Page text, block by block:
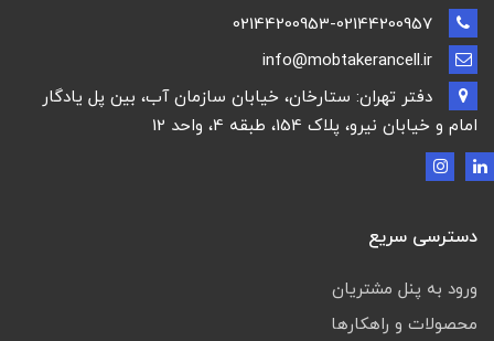
دفتر تهران: ستارخان، خیابان سازمان آب، بین پل یادگار
امام و خیابان نیرو، پلاک 154، طبقه 4، واحد 12
دسترسی سریع
ورود به پنل مشتریان
محصولات و راهکارها